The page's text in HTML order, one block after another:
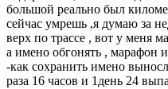
большой реально был
сейчас умрешь ,я думаю за
верх по трассе , вот у меня
а имено обгонять , марафон
-как сохранить имено
раза 16 часов и 1день 24